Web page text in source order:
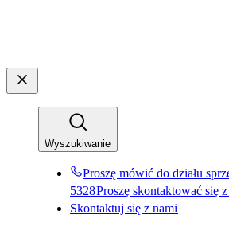
Wyszukiwanie​​
Proszę mówić do działu
5328​​Proszę skontaktować się
Skontaktuj się z nami​​